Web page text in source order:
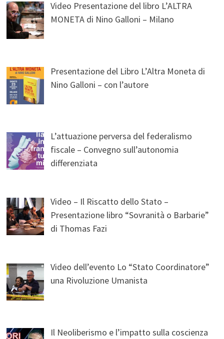
Video Presentazione del libro L’ALTRA
MONETA di Nino Galloni – Milano
Presentazione del Libro L’Altra Moneta di
Nino Galloni – con l’autore
L’attuazione perversa del federalismo
fiscale – Convegno sull’autonomia
differenziata
Video – Il Riscatto dello Stato –
Presentazione libro “Sovranità o Barbarie”
di Thomas Fazi
Video dell’evento Lo “Stato Coordinatore”
una Rivoluzione Umanista
Il Neoliberismo e l’impatto sulla coscienza